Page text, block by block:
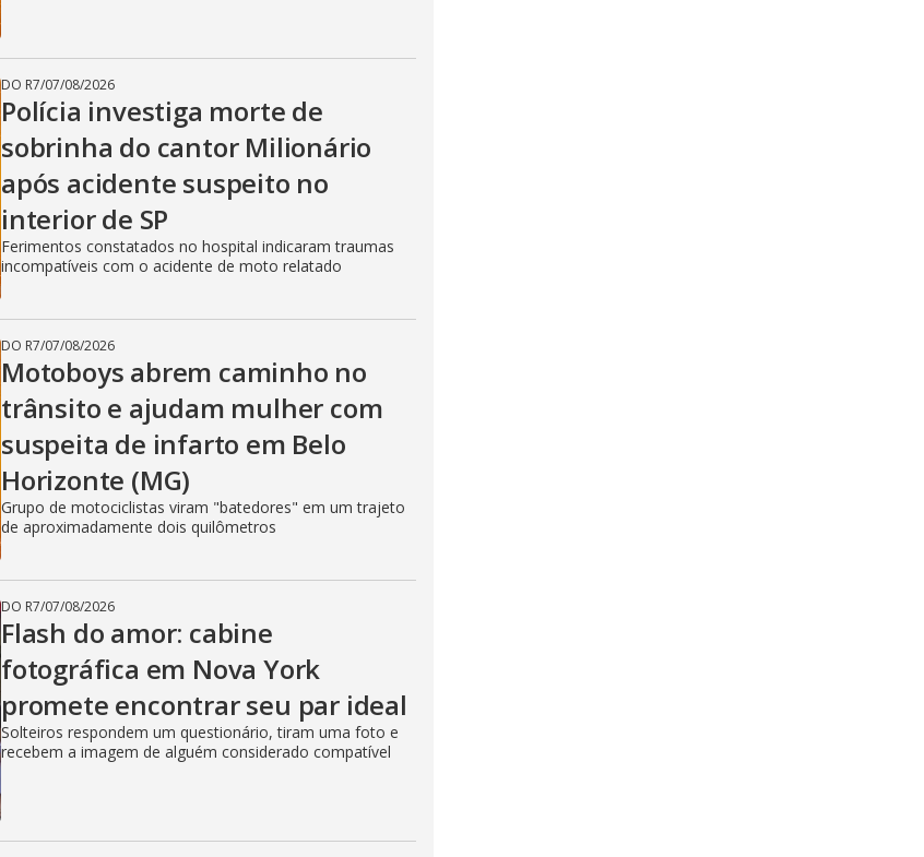
DO R7/07/08/2026
Polícia investiga morte de
sobrinha do cantor Milionário
após acidente suspeito no
interior de SP
Ferimentos constatados no hospital indicaram traumas
incompatíveis com o acidente de moto relatado
DO R7/07/08/2026
Motoboys abrem caminho no
trânsito e ajudam mulher com
suspeita de infarto em Belo
Horizonte (MG)
Grupo de motociclistas viram "batedores" em um trajeto
de aproximadamente dois quilômetros
DO R7/07/08/2026
Flash do amor: cabine
fotográfica em Nova York
promete encontrar seu par ideal
Solteiros respondem um questionário, tiram uma foto e
recebem a imagem de alguém considerado compatível